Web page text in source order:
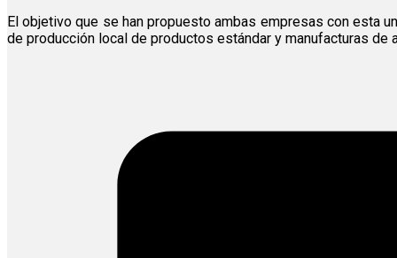
El objetivo que se han propuesto ambas empresas con esta
de producción local de productos estándar y manufacturas de